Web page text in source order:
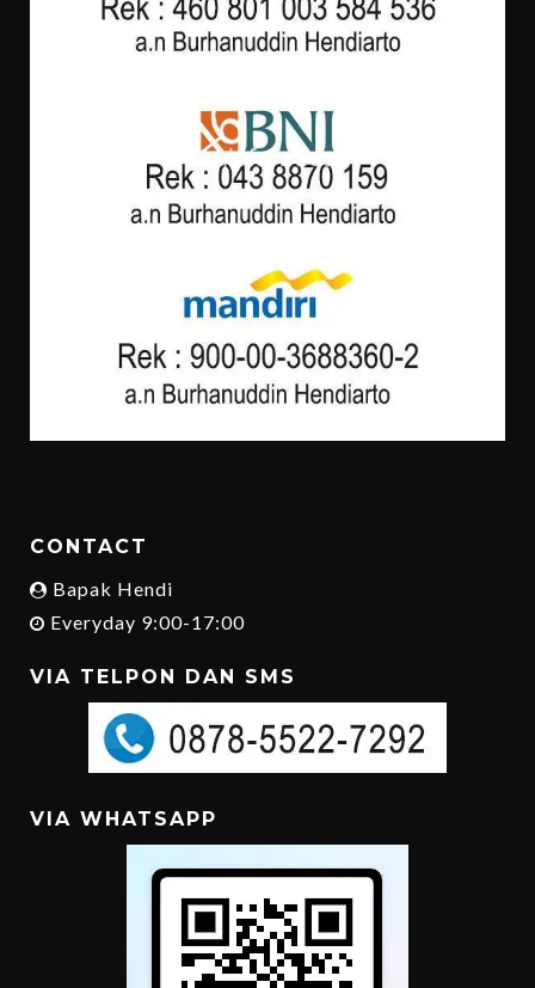
CONTACT
Bapak Hendi
Everyday 9:00-17:00
VIA TELPON DAN SMS
VIA WHATSAPP